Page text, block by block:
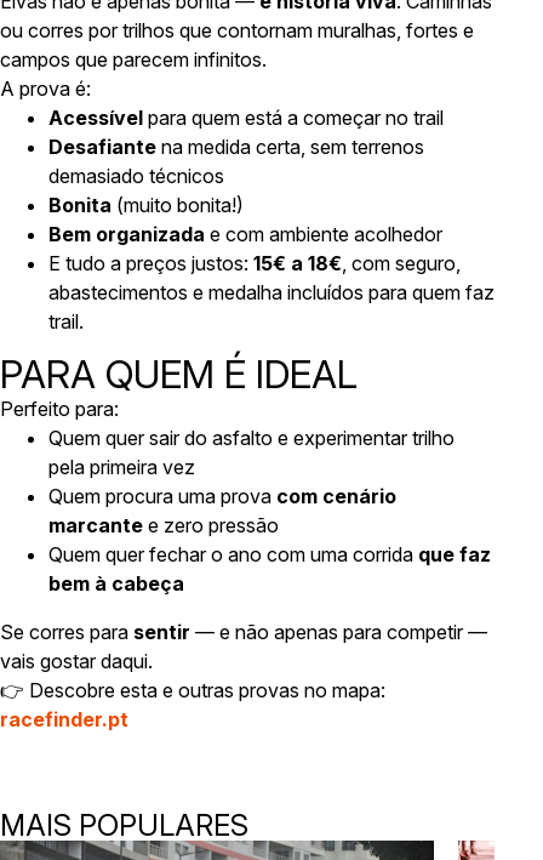
ou corres por trilhos que contornam muralhas, fortes e
campos que parecem infinitos.
A prova é:
Acessível para quem está a começar no trail
Desafiante na medida certa, sem terrenos
demasiado técnicos
Bonita (muito bonita!)
Bem organizada e com ambiente acolhedor
E tudo a preços justos: 15€ a 18€, com seguro,
abastecimentos e medalha incluídos para quem faz
trail.
PARA QUEM É IDEAL
Perfeito para:
Quem quer sair do asfalto e experimentar trilho
pela primeira vez
Quem procura uma prova com cenário
marcante e zero pressão
Quem quer fechar o ano com uma corrida que faz
bem à cabeça
Se corres para sentir — e não apenas para competir —
vais gostar daqui.
👉 Descobre esta e outras provas no mapa:
racefinder.pt
MAIS POPULARES